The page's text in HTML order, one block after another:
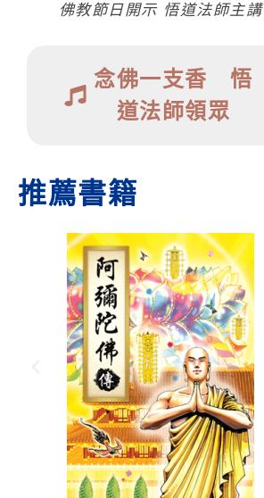
佛教節日開示 悟道法師主講
念佛一支香 悟
道法師領眾
推薦書籍